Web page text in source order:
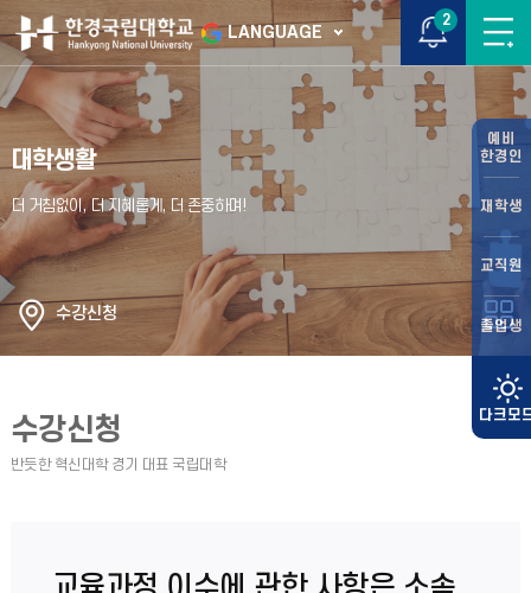
LANGUAGE
2
예비
한경인
재학생
교직원
졸업생
대학생활
수강신청
수강신청